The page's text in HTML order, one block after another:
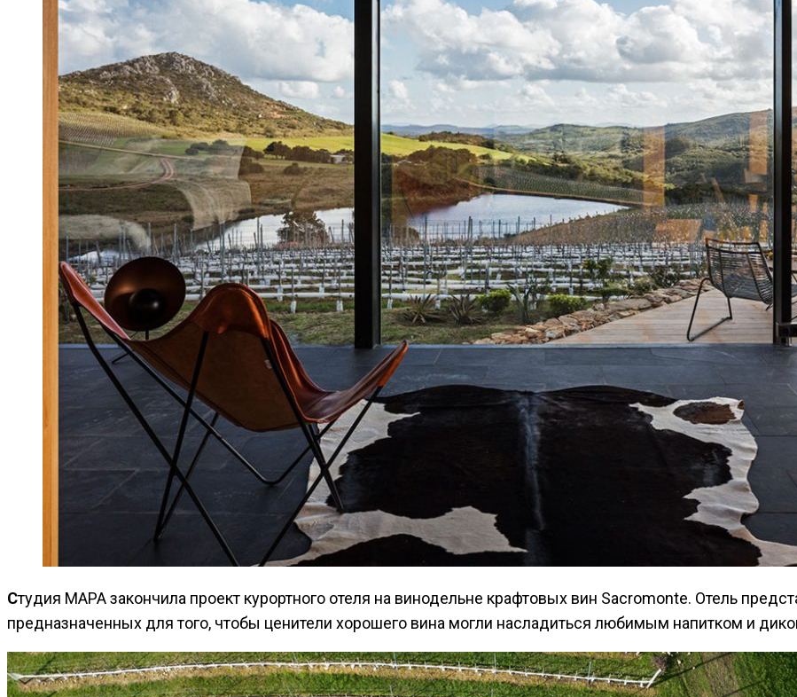
Студия MAPA закончила проект курортного отеля на винодельне крафтовых вин Sacromonte. Отель представляет собой 13 минималистичных коттеджей,
предназначенных для того, чтобы ценители хорошего вина могли насладиться любимым напитком и